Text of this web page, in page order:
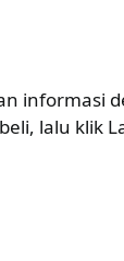
informasi
lalu klik